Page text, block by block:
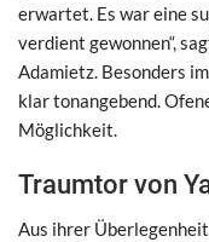
erwartet. Es war eine
verdient gewonnen“,
Adamietz. Besonders
klar tonangebend.
Möglichkeit.
Traumtor von
Aus ihrer